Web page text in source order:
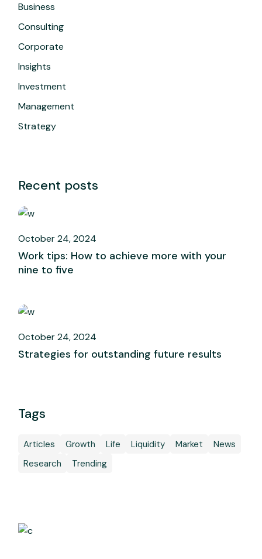
Business
Consulting
Corporate
Insights
Investment
Management
Strategy
Recent posts
October 24, 2024
Work tips: How to achieve more with your
nine to five
October 24, 2024
Strategies for outstanding future results
Tags
Articles Growth Life Liquidity Market
News
Research
Trending